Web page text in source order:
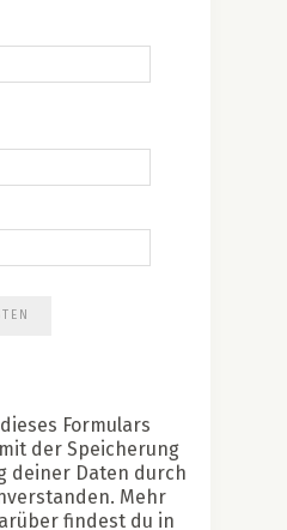
Formulars
der Speicherung
deiner Daten durch
Mehr
findest du in